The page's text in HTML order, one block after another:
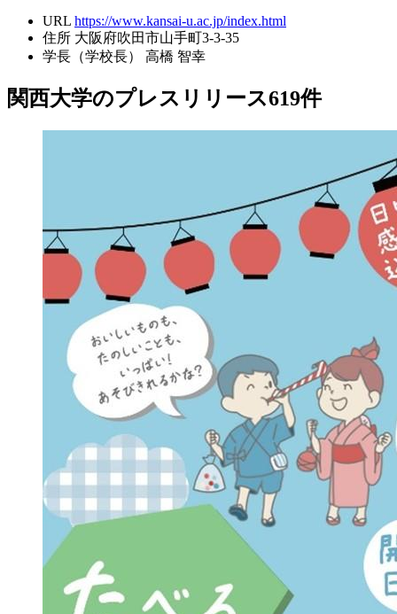
URL https://www.kansai-u.ac.jp/index.html
住所 大阪府吹田市山手町3-3-35
学長（学校長）
高橋 智幸
関西大学のプレスリリース619件